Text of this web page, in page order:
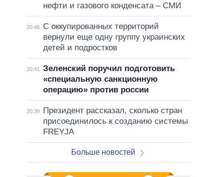
нефти и газового конденсата – СМИ
20:46
С оккупированных территорий
вернули еще одну группу украинских
детей и подростков
20:41
Зеленский поручил подготовить
«специальную санкционную
операцию» против россии
20:39
Президент рассказал, сколько стран
присоединилось к созданию системы
FREYJA
Больше новостей